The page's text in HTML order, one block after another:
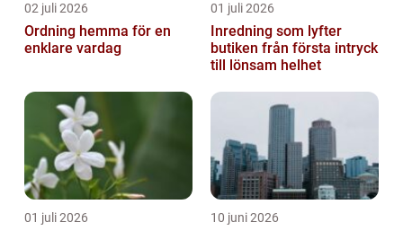
02 juli 2026
Ordning hemma för en
enklare vardag
01 juli 2026
Inredning som lyfter
butiken från första intryck
till lönsam helhet
01 juli 2026 10 juni 2026